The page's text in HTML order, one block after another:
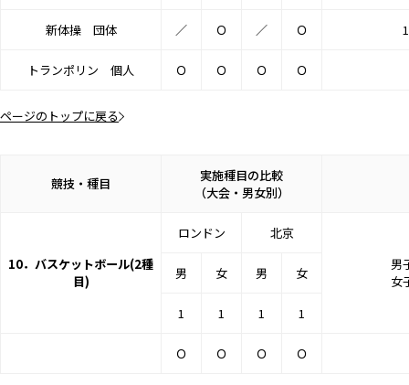
新体操 団体 ／ Ｏ ／ Ｏ
トランポリン 個人 Ｏ Ｏ Ｏ Ｏ
ページのトップに戻る
競技・種目
実施種目の比較
（大会・男女別）
10．バスケットボール(2種
目)
ロンドン
北京
男
女
男 女 男 女
1 1 1 1
Ｏ Ｏ Ｏ Ｏ